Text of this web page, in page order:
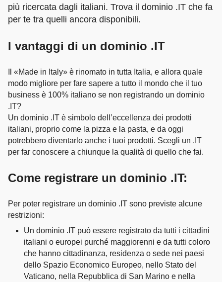
più ricercata dagli italiani. Trova il dominio .IT che fa
per te tra quelli ancora disponibili.
I vantaggi di un dominio .IT
Il «Made in Italy» è rinomato in tutta Italia, e allora quale
modo migliore per fare sapere a tutto il mondo che il tuo
business è 100% italiano se non registrando un dominio
.IT?
Un dominio .IT è simbolo dell’eccellenza dei prodotti
italiani, proprio come la pizza e la pasta, e da oggi
potrebbero diventarlo anche i tuoi prodotti. Scegli un .IT
per far conoscere a chiunque la qualità di quello che fai.
Come registrare un dominio .IT:
Per poter registrare un dominio .IT sono previste alcune
restrizioni:
Un dominio .IT può essere registrato da tutti i cittadini
italiani o europei purché maggiorenni e da tutti coloro
che hanno cittadinanza, residenza o sede nei paesi
dello Spazio Economico Europeo, nello Stato del
Vaticano, nella Repubblica di San Marino e nella